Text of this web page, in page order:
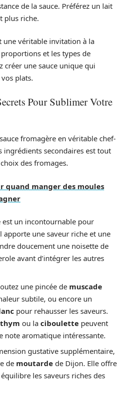
de la sauce. Préférez un lait
plus riche.
une véritable invitation à la
et les types de
créer une sauce unique qui
plats.
Pour Sublimer Votre
fromagère en véritable chef-
ingrédients secondaires est tout
des fromages.
quand manger des moules
est un incontournable pour
apporte une saveur riche et une
doucement une noisette de
avant d’intégrer les autres
une pincée de muscade
subtile, ou encore un
pour rehausser les saveurs.
thym ou la ciboulette peuvent
note aromatique intéressante.
gustative supplémentaire,
de moutarde de Dijon. Elle offre
les saveurs riches des